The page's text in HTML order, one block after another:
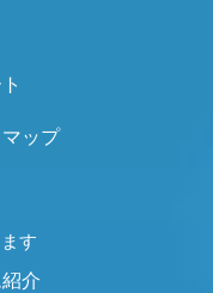
ップ
す
介